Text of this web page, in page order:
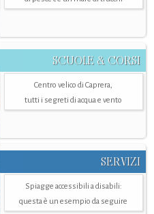
SCUOLE & CORSI
Centro velico di Caprera,
tutti i segreti di acqua e vento
SERVIZI
Spiagge accessibili a disabili:
questa è un esempio da seguire